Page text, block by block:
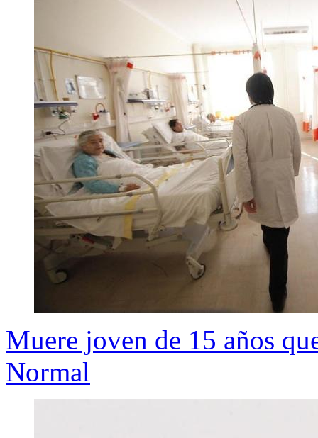
Muere joven de 15 años
Normal